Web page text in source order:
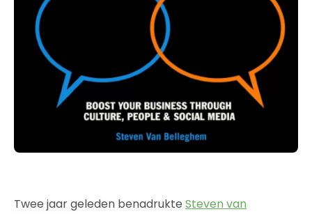
Twee jaar geleden benadrukte Steven van